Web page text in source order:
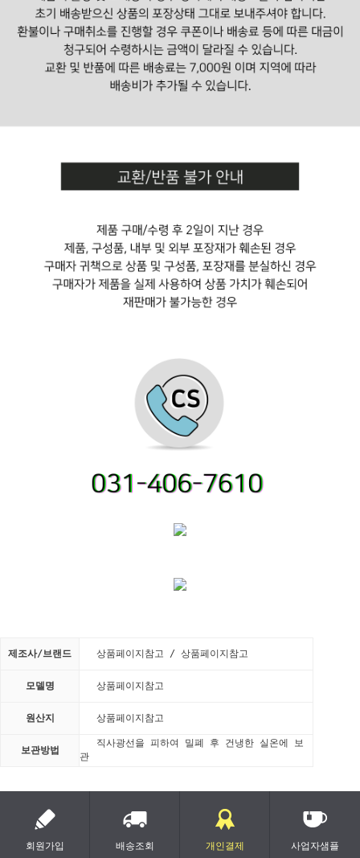
제조사/브랜드 상품페이지참고 / 상품페이지참고
모델명 상품페이지참고
원산지 상품페이지참고
보관방법
직사광선을 피하여 밀폐 후 건냉한 실온에 보
관
회원가입 배송조회 개인결제 사업자샘플